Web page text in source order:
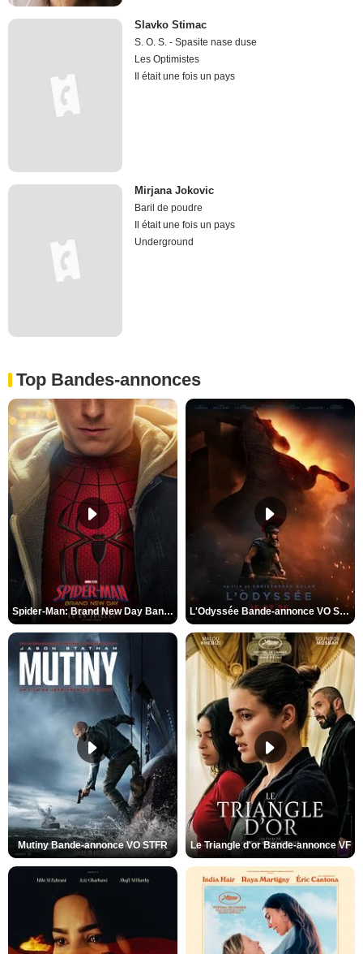
Slavko Stimac
S. O. S. - Spasite nase duse
Les Optimistes
Il était une fois un pays
Mirjana Jokovic
Baril de poudre
Il était une fois un pays
Underground
Top Bandes-annonces
Spider-Man: Brand New Day Bande-annonce VO STFR L'Odyssée Bande-annonce VO STFR
Mutiny Bande-annonce VO STFR Le Triangle d'or Bande-annonce VF